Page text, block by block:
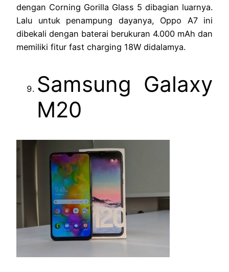
dengan Corning Gorilla Glass 5 dibagian luarnya.
Lalu untuk penampung dayanya, Oppo A7 ini
dibekali dengan baterai berukuran 4.000 mAh dan
memiliki fitur fast charging 18W didalamya.
Samsung Galaxy
M20